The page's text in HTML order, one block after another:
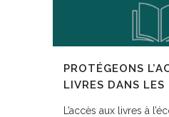
PROTÉGEONS
LIVRES DANS LES
L’accès aux livres à